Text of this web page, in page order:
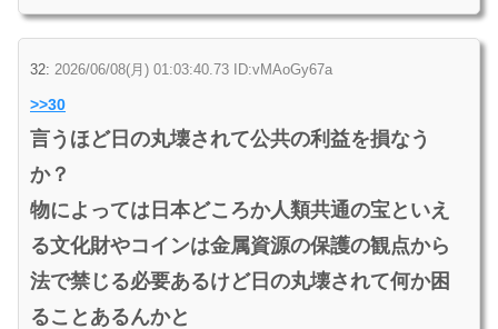
32: 2026/06/08(月) 01:03:40.73 ID:vMAoGy67a
>>30
言うほど日の丸壊されて公共の利益を損なう
か？
物によっては日本どころか人類共通の宝といえ
る文化財やコインは金属資源の保護の観点から
法で禁じる必要あるけど日の丸壊されて何か困
ることあるんかと